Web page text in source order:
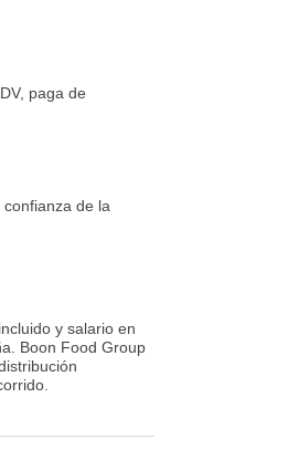
paga de
de la
y salario en
Boon Food Group